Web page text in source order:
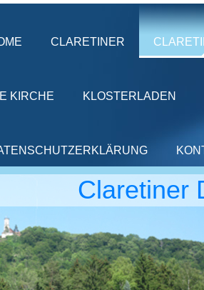
CLARETINER
KIRCHE KLOSTERLADEN
Claretiner